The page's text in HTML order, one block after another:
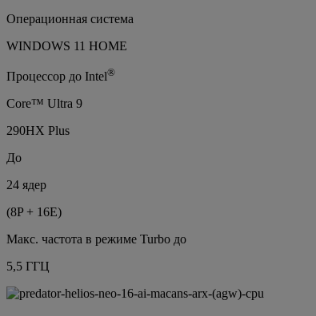
Операционная система
WINDOWS 11 HOME
Процессор до Intel®
Core™ Ultra 9
290HX Plus
До
24 ядер
(8P + 16E)
Макс. частота в режиме Turbo до
5,5 ГГЦ